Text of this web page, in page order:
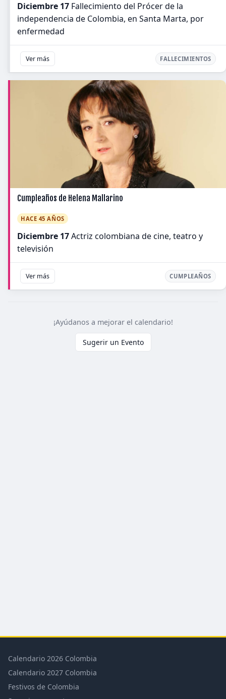
Diciembre 17 Fallecimiento del Prócer de la
independencia de Colombia, en Santa Marta, por
enfermedad
Ver más FALLECIMIENTOS
Cumpleaños de Helena Mallarino
HACE 45 AÑOS
Diciembre 17Actriz colombiana de cine, teatro y
televisión
Ver más CUMPLEAÑOS
¡Ayúdanos a mejorar el calendario!
Sugerir un Evento
Calendario 2026 Colombia
Calendario 2027 Colombia
Festivos de Colombia